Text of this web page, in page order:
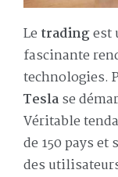
Le tradingest
fascinante
technologies.
Teslase
Véritable
de 150 pays
des